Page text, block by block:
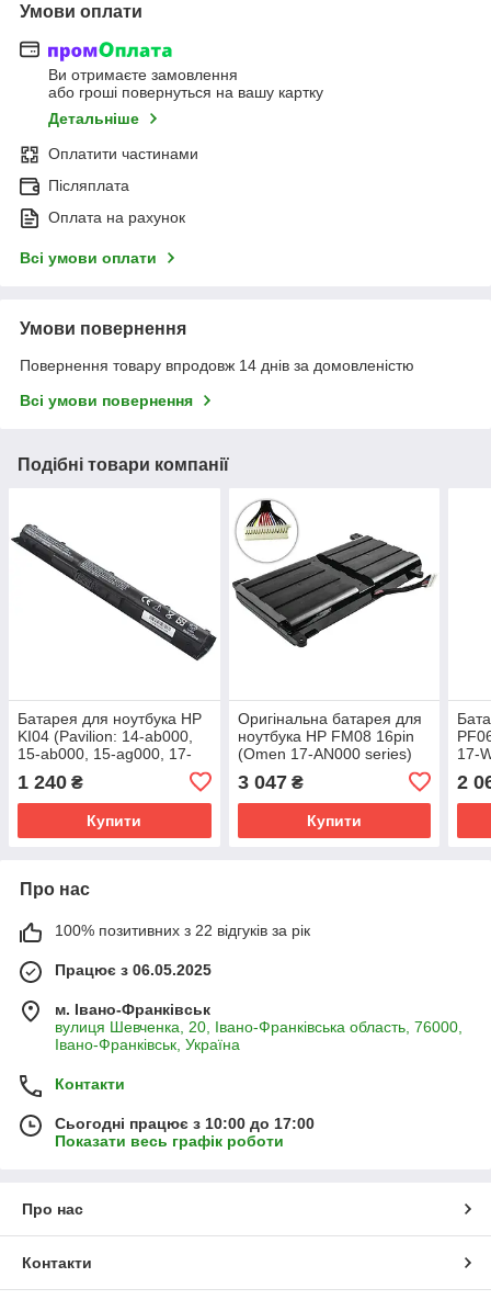
Умови оплати
Ви отримаєте замовлення
або гроші повернуться на вашу картку
Детальніше
Оплатити частинами
Післяплата
Оплата на рахунок
Всі умови оплати
Умови повернення
Повернення товару впродовж 14 днів за домовленістю
Всі умови повернення
Подібні товари компанії
Батарея для ноутбука HP
KI04 (Pavilion: 14-ab000,
15-ab000, 15-ag000, 17-
2200mAh (67292)
1 240 ₴
Купити
Оригінальна батарея для
ноутбука HP FM08 16pin
(Omen 17-AN000 series)
(78601)
3 047₴
Купити
17-
2
Про нас
100% позитивних з 22 відгуків за рік
Працює з 06.05.2025
м. Івано-Франківськ
вулиця Шевченка, 20, Івано-Франківська область, 76000,
Івано-Франківськ, Україна
Контакти
Сьогодні працює з 10:00 до 17:00
Показати весь графік роботи
Про нас
Контакти